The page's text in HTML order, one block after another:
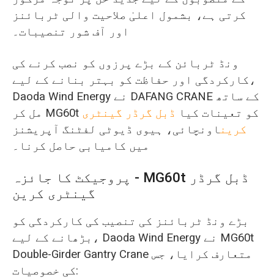
کرتی ہے، بشمول اعلیٰ صلاحیت والی ٹربائنز
اور آف شور تنصیبات۔
ونڈ ٹربائن کے بڑے پرزوں کو نصب کرنے کی
کارکردگی اور حفاظت کو بہتر بنانے کے لیے،
Daoda Wind Energy نے DAFANG CRANE کے ساتھ
مل کر MG60t کو تعینات کیا ڈبل گرڈر گینٹری
کریناونچائی، ہیوی ڈیوٹی لفٹنگ آپریشنز
میں کامیابی حاصل کرنا۔
پروجیکٹ کا جائزہ - MG60t ڈبل گرڈر
گینٹری کرین
بڑے ونڈ ٹربائنز کی تنصیب کی کارکردگی کو
بڑھانے کے لیے، Daoda Wind Energy نے MG60t
Double-Girder Gantry Crane متعارف کرایا، جس
کی خصوصیات: